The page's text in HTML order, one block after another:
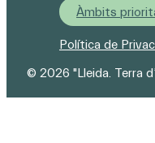
Àmbits
Política de
© 2026 "Lleida. Terra